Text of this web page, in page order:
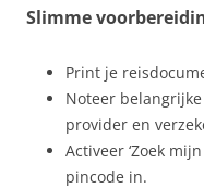
Slimme
Print je
Noteer
provider en
Activeer ‘Zoek
pincode in.